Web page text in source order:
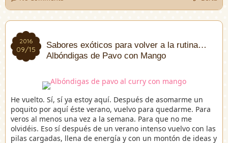
2016
09/15
2016
09/15
Sabores exóticos para volver a la rutina…
Albóndigas de Pavo con Mango
He vuelto. Sí, sí ya estoy aquí. Después de asomarme un
poquito por aquí éste verano, vuelvo para quedarme. Para
veros al menos una vez a la semana. Para que no me
olvidéis. Eso sí después de un verano intenso vuelvo con las
pilas cargadas, llena de energía y con un montón de ideas y